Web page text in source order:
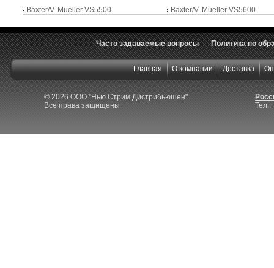
Baxter/V. Mueller VS5500 Baxter/V. Mueller VS5600
Часто задаваемые вопросы Политика по
Главная О компании Доставка
© 2026 ООО "Нью Стрим Дистрибьюшен"
Все права защищены
Тел.: